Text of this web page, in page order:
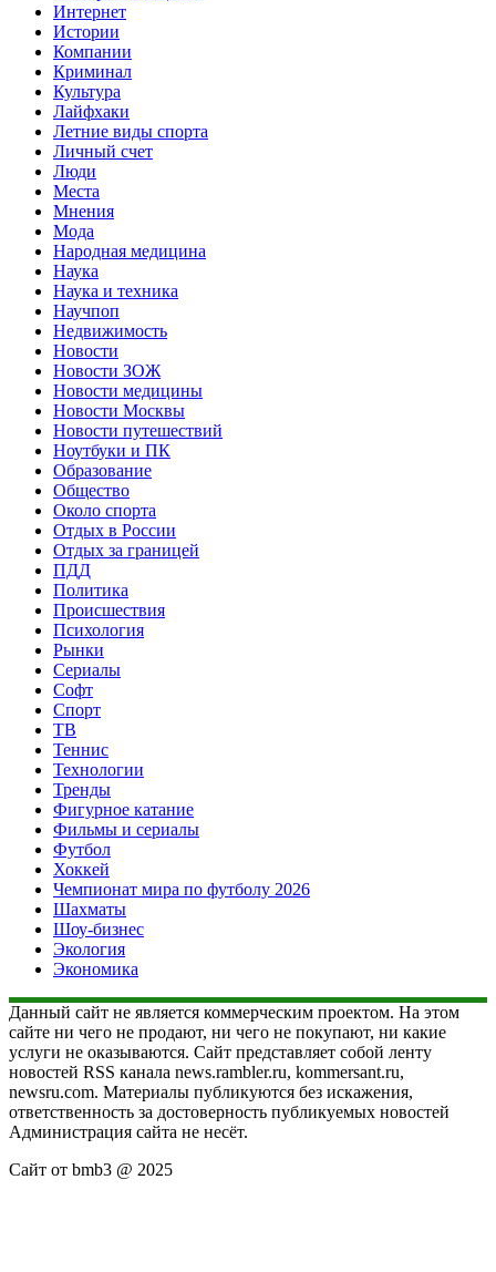
Интернет
Истории
Компании
Криминал
Культура
Лайфхаки
Летние виды спорта
Личный счет
Люди
Места
Мнения
Мода
Народная медицина
Наука
Наука и техника
Научпоп
Недвижимость
Новости
Новости ЗОЖ
Новости медицины
Новости Москвы
Новости путешествий
Ноутбуки и ПК
Образование
Общество
Около спорта
Отдых в России
Отдых за границей
ПДД
Политика
Происшествия
Психология
Рынки
Сериалы
Софт
Спорт
ТВ
Теннис
Технологии
Тренды
Фигурное катание
Фильмы и сериалы
Футбол
Хоккей
Чемпионат мира по футболу 2026
Шахматы
Шоу-бизнес
Экология
Экономика
Данный сайт не является коммерческим проектом. На этом
сайте ни чего не продают, ни чего не покупают, ни какие
услуги не оказываются. Сайт представляет собой ленту
новостей RSS канала news.rambler.ru, kommersant.ru,
newsru.com. Материалы публикуются без искажения,
ответственность за достоверность публикуемых новостей
Администрация сайта не несёт.
Сайт от bmb3 @ 2025